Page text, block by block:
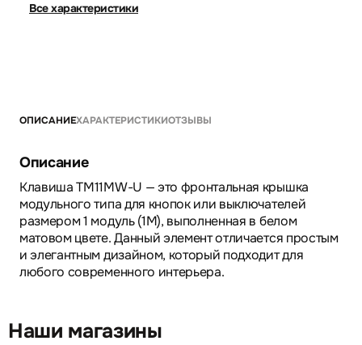
Все характеристики
ОПИСАНИЕХАРАКТЕРИСТИКИОТЗЫВЫ
Описание
Клавиша TM11MW-U — это фронтальная крышка
модульного типа для кнопок или выключателей
размером 1 модуль (1M), выполненная в белом
матовом цвете. Данный элемент отличается простым
и элегантным дизайном, который подходит для
любого современного интерьера.
Наши магазины